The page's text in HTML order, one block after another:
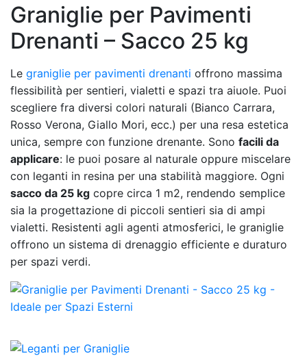
Graniglie per Pavimenti
Drenanti – Sacco 25 kg
Le graniglie per pavimenti drenanti offrono massima
flessibilità per sentieri, vialetti e spazi tra aiuole. Puoi
scegliere fra diversi colori naturali (Bianco Carrara,
Rosso Verona, Giallo Mori, ecc.) per una resa estetica
unica, sempre con funzione drenante. Sono facili da
applicare: le puoi posare al naturale oppure miscelare
con leganti in resina per una stabilità maggiore. Ogni
sacco da 25 kg copre circa 1 m2, rendendo semplice
sia la progettazione di piccoli sentieri sia di ampi
vialetti. Resistenti agli agenti atmosferici, le graniglie
offrono un sistema di drenaggio efficiente e duraturo
per spazi verdi.